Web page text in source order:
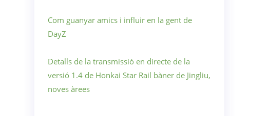
Com guanyar amics i influir en la gent de
DayZ
Detalls de la transmissió en directe de la
versió 1.4 de Honkai Star Rail bàner de Jingliu,
noves àrees